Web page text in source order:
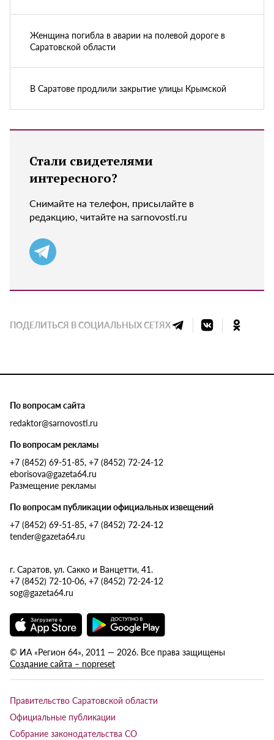
Женщина погибла в аварии на полевой дороге в
Саратовской области
В Саратове продлили закрытие улицы Крымской
Стали свидетелями
интересного?
Снимайте на телефон, присылайте в
редакцию, читайте на sarnovosti.ru
ПОДЕЛИТЬСЯ В СОЦИАЛЬНЫХ СЕТЯХ
По вопросам сайта
redaktor@sarnovosti.ru
По вопросам рекламы
+7 (8452) 69-51-85, +7 (8452) 72-24-12
eborisova@gazeta64.ru
Размещение рекламы
По вопросам публикации официальных извещений
+7 (8452) 69-51-85, +7 (8452) 72-24-12
tender@gazeta64.ru
г. Саратов, ул. Сакко и Ванцетти, 41.
+7 (8452) 72-10-06, +7 (8452) 72-24-12
sog@gazeta64.ru
© ИА «Регион 64», 2011 — 2026. Все права защищены
Создание сайта – nopreset
Правительство Саратовской области
Официальные публикации
Собрание законодательства СО